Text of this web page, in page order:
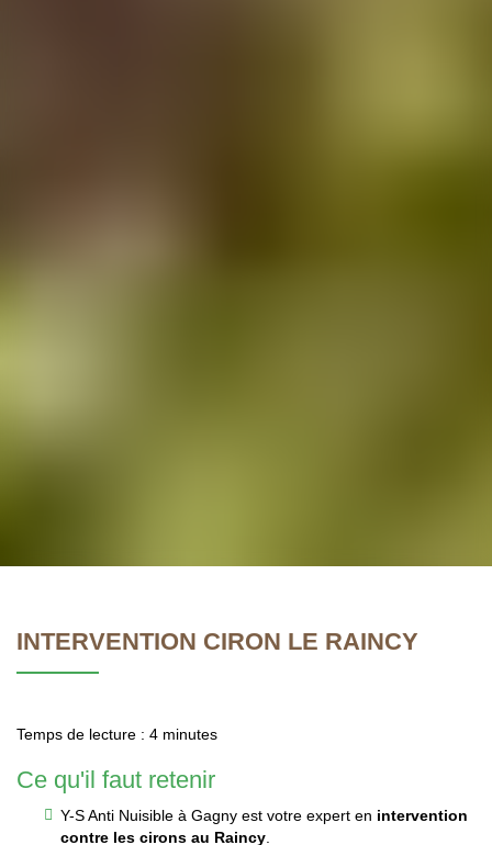
INTERVENTION CIRON LE RAINCY
Temps de lecture : 4 minutes
Ce qu'il faut retenir
Y-S Anti Nuisible à Gagny est votre expert en intervention
contre les cirons au Raincy.